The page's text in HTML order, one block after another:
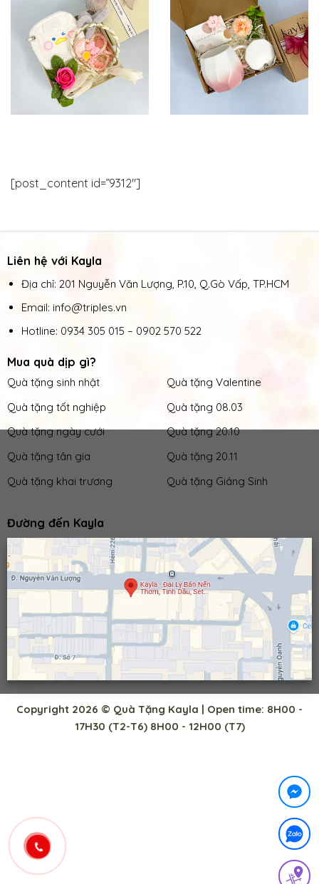
[post_content id=”9312″]
Liên hệ với Kayla
Địa chỉ: 201 Nguyễn Văn Lượng, P.10, Q.Gò Vấp, TP.HCM
Email: info@triples.vn
Hotline: 0934 305 015 – 0902 570 522
Mua quà dịp gì?
Quà tặng sinh nhật
Quà tặng tốt nghiệp
Quà tặng ngày cưới
Quà tặng tân gia
Quà tặng khai trương
Quà tặng Valentine
Quà tặng 08.03
Quà tặng 20.10
Quà tặng 20.11
Quà tặng Giáng Sinh
Đường đến Kayla
Copyright 2026 © Quà Tặng Kayla | Open time: 8H00 -
17H30 (T2-T6) 8H00 - 12H00 (T7)